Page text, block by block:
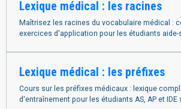
Lexique médical : les racines
Maîtrisez les racines du vocabulaire médical :
exercices d'application pour les étudiants
Lexique médical : les préfixes
Cours sur les préfixes médicaux : lexique
d'entraînement pour les étudiants AS, AP et IDE